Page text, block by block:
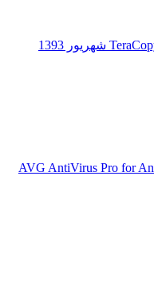
AVG AntiVirus Pro for